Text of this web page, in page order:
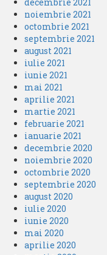
noiembrie 2021
octombrie 2021
septembrie 2021
august 2021
iulie 2021
iunie 2021
mai 2021
aprilie 2021
martie 2021
februarie 2021
ianuarie 2021
decembrie 2020
noiembrie 2020
octombrie 2020
septembrie 2020
august 2020
iulie 2020
iunie 2020
mai 2020
aprilie 2020